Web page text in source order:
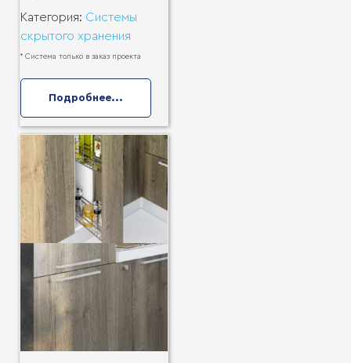
Категория: Системы
скрытого хранения
* Система только в заказ проекта
Подробнее...